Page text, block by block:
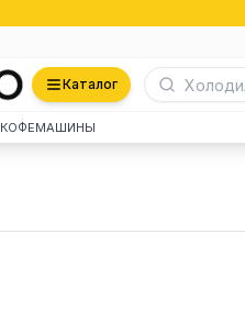
Каталог
КОФЕМАШИНЫ